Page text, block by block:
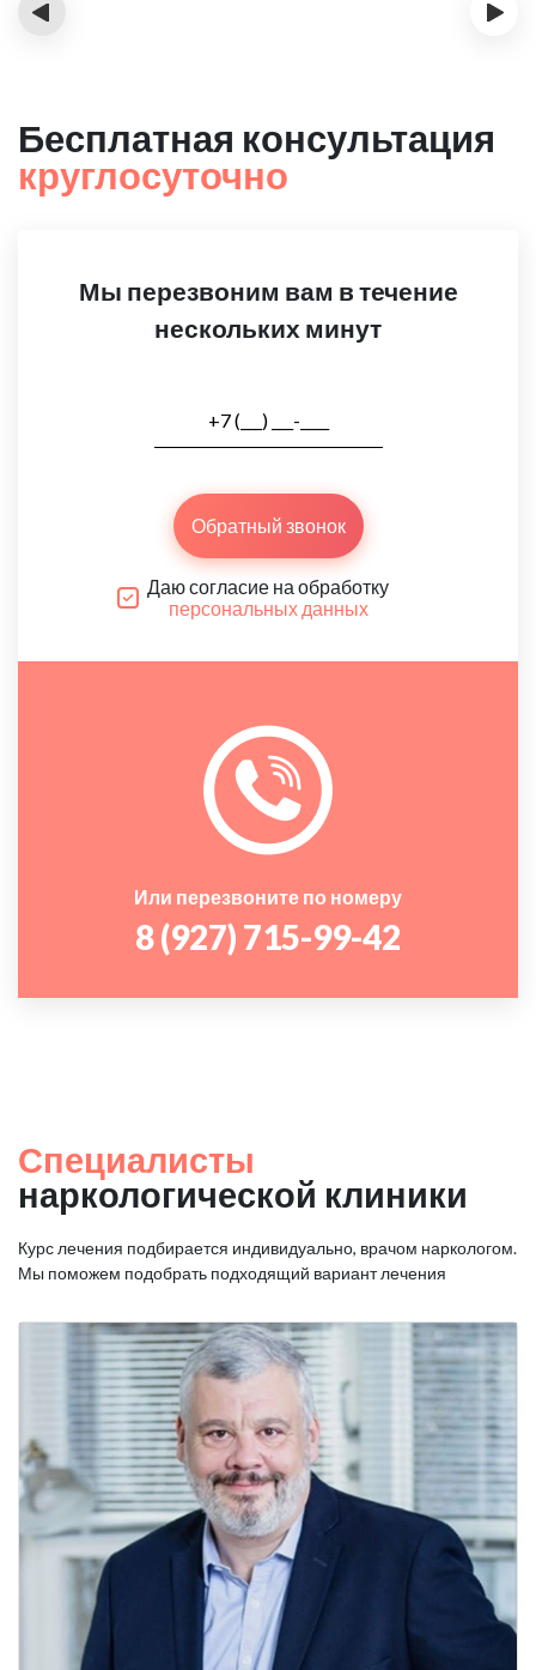
‹ ›
Бесплатная консультация
круглосуточно
Мы перезвоним вам в течение
нескольких минут
Обратный звонок
Даю согласие на обработку
персональных данных
Или перезвоните по номеру
8 (927) 715-99-42
Специалисты
наркологической клиники
Курс лечения подбирается индивидуально, врачом наркологом.
Мы поможем подобрать подходящий вариант лечения